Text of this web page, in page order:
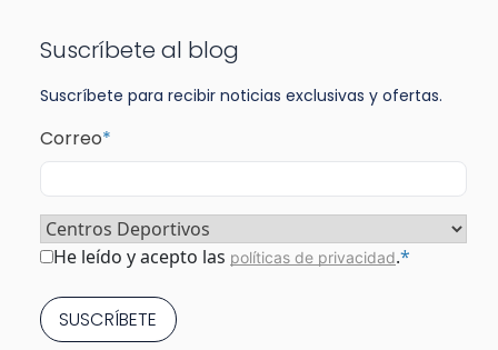
Suscríbete al blog
Suscríbete para recibir noticias exclusivas y ofertas.
Correo*
Sector*
Consentimiento*
He leído y acepto las políticas de privacidad.*